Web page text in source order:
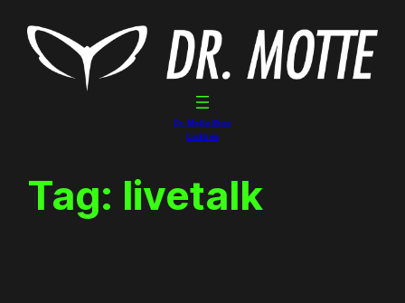
content
Dr. Motte Gigs
Linktree
Tag: livetalk